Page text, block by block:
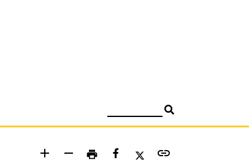
add remove print link